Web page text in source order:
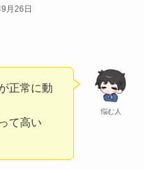
月26日
悩む人
正常に動
て高い